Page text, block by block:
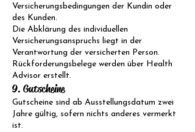
Versicherungsbedingungen der Kundin oder
des Kunden.
Die Abklärung des individuellen
Versicherungsanspruchs liegt in der
Verantwortung der versicherten Person.
Rückforderungsbelege werden über Health
Advisor erstellt.
9. Gutscheine
Gutscheine sind ab Ausstellungsdatum zwei
Jahre gültig, sofern nichts anderes vermerkt
ist.